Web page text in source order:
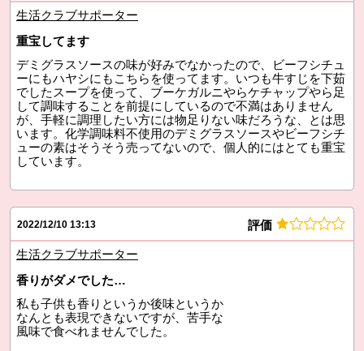
生活クラブサポーター
重宝してます
デミグラスソースの味が好みでなかったので、ビーフシチュ
ーにもハヤシにもこちらを使ってます。いつも牛すじを下茹
でしたスープを使って、ブーケガルニやらケチャップやら足
して調味することを前提にしているので不満はありません
が、手軽に調理したい方には物足りない味だろうな、とは思
います。化学調味料不使用のデミグラスソースやビーフシチ
ューの素はそうそう売ってないので、個人的にはとても重宝
しています。
2022/12/10 13:13 評価
生活クラブサポーター
香りがダメでした…
私も子供も香りというか後味というか
なんとも表現できないですが、苦手な
風味で食べれませんでした。